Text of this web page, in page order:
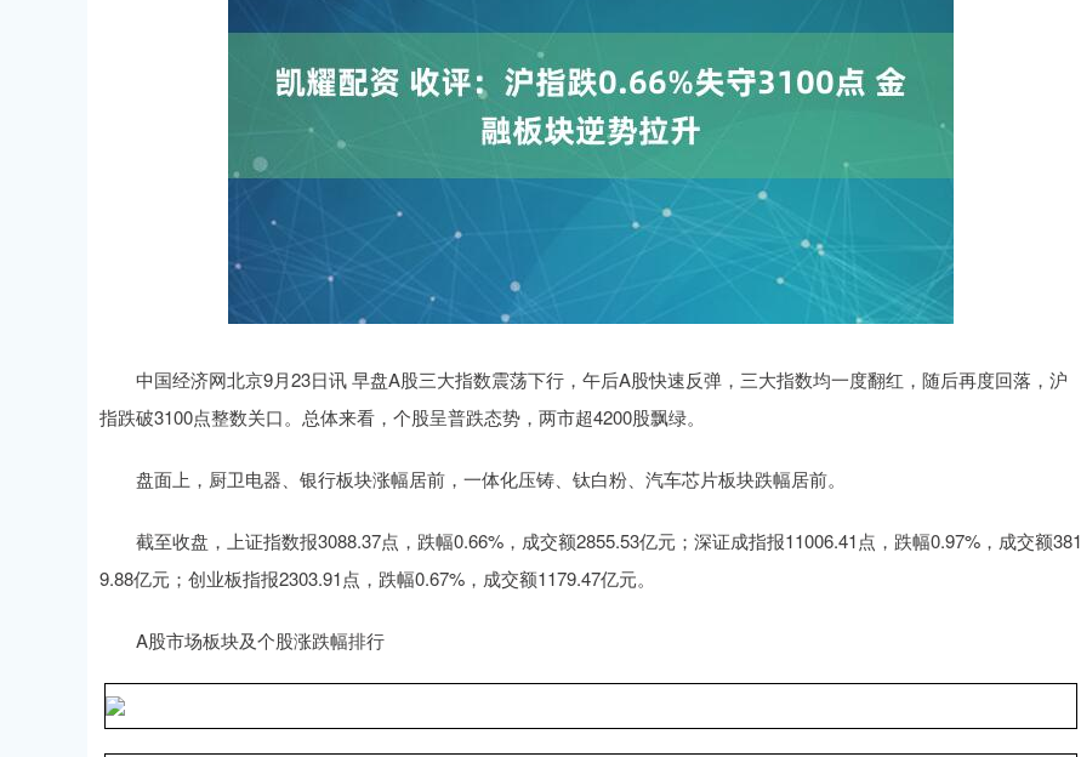
中国经济网北京9月23日讯 早盘A股三大指数震荡下行，午后A股快速反弹，三大指数均一度翻红，随后再度回落，沪
指跌破3100点整数关口。总体来看，个股呈普跌态势，两市超4200股飘绿。
盘面上，厨卫电器、银行板块涨幅居前，一体化压铸、钛白粉、汽车芯片板块跌幅居前。
截至收盘，上证指数报3088.37点，跌幅0.66%，成交额2855.53亿元；深证成指报11006.41点，跌幅0.97%，成交额381
9.88亿元；创业板指报2303.91点，跌幅0.67%，成交额1179.47亿元。
A股市场板块及个股涨跌幅排行